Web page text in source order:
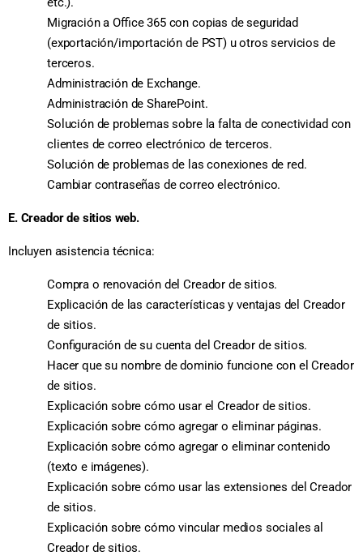
Migración a Office 365 con copias de seguridad
(exportación/importación de PST) u otros servicios de
terceros.
Administración de Exchange.
Administración de SharePoint.
Solución de problemas sobre la falta de conectividad con
clientes de correo electrónico de terceros.
Solución de problemas de las conexiones de red.
Cambiar contraseñas de correo electrónico.
E. Creador de sitios web.
Incluyen asistencia técnica:
Compra o renovación del Creador de sitios.
Explicación de las características y ventajas del Creador
de sitios.
Configuración de su cuenta del Creador de sitios.
Hacer que su nombre de dominio funcione con el Creador
de sitios.
Explicación sobre cómo usar el Creador de sitios.
Explicación sobre cómo agregar o eliminar páginas.
Explicación sobre cómo agregar o eliminar contenido
(texto e imágenes).
Explicación sobre cómo usar las extensiones del Creador
de sitios.
Explicación sobre cómo vincular medios sociales al
Creador de sitios.